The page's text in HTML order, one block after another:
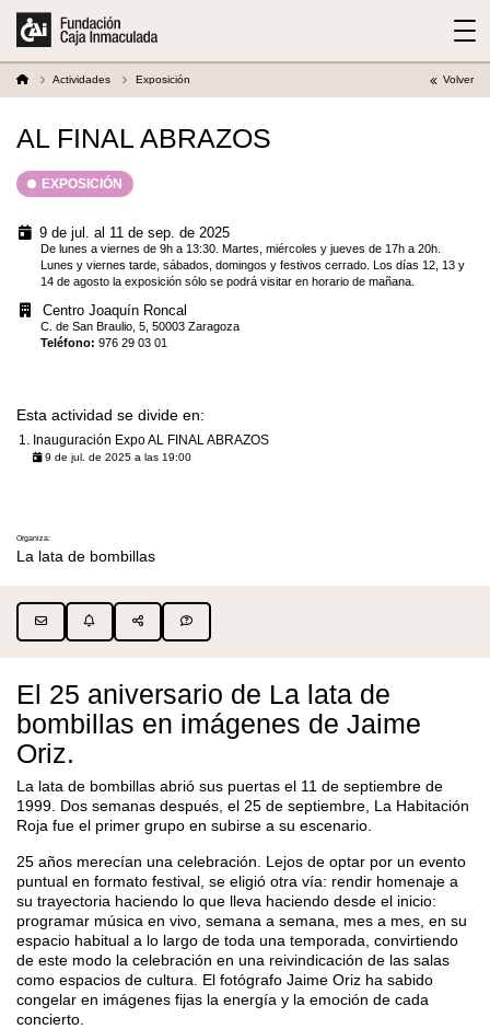
Actividades Exposición Volver
AL FINAL ABRAZOS
EXPOSICIÓN
9 de jul. al 11 de sep. de 2025
De lunes a viernes de 9h a 13:30. Martes, miércoles y jueves de 17h a 20h.
Lunes y viernes tarde, sábados, domingos y festivos cerrado. Los días 12, 13 y
14 de agosto la exposición sólo se podrá visitar en horario de mañana.
Centro Joaquín Roncal
C. de San Braulio, 5, 50003 Zaragoza
Teléfono:976 29 03 01
Esta actividad se divide en:
Inauguración Expo AL FINAL ABRAZOS
9 de jul. de 2025 a las 19:00
Organiza:
La lata de bombillas
El 25 aniversario de La lata de
bombillas en imágenes de Jaime
Oriz.
La lata de bombillas abrió sus puertas el 11 de septiembre de
1999. Dos semanas después, el 25 de septiembre, La Habitación
Roja fue el primer grupo en subirse a su escenario.
25 años merecían una celebración. Lejos de optar por un evento
puntual en formato festival, se eligió otra vía: rendir homenaje a
su trayectoria haciendo lo que lleva haciendo desde el inicio:
programar música en vivo, semana a semana, mes a mes, en su
espacio habitual a lo largo de toda una temporada, convirtiendo
de este modo la celebración en una reivindicación de las salas
como espacios de cultura. El fotógrafo Jaime Oriz ha sabido
congelar en imágenes fijas la energía y la emoción de cada
concierto.